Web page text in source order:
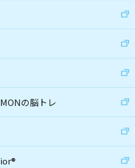
の脳トレ
®